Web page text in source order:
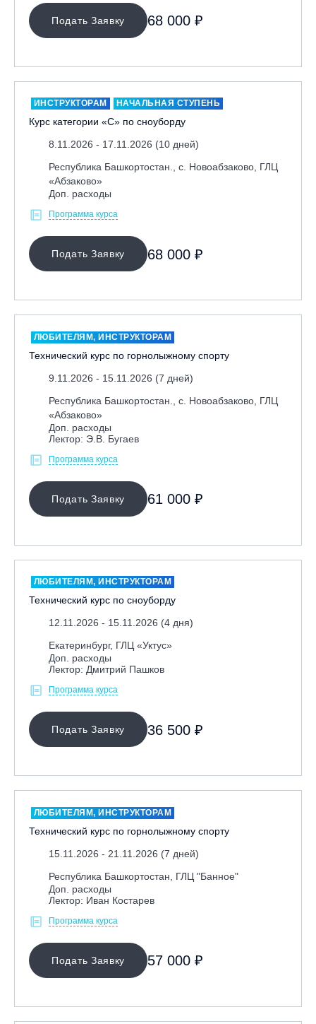
Подать Заявку 68 000 ₽
ИНСТРУКТОРАМ НАЧАЛЬНАЯ СТУПЕНЬ
Курс категории «С» по сноуборду
8.11.2026 - 17.11.2026 (10 дней)
Республика Башкортостан., с. Новоабзаково, ГЛЦ
«Абзаково»
Доп. расходы
Программа курса
Подать Заявку 68 000 ₽
ЛЮБИТЕЛЯМ, ИНСТРУКТОРАМ
Технический курс по горнолыжному спорту
9.11.2026 - 15.11.2026 (7 дней)
Республика Башкортостан., с. Новоабзаково, ГЛЦ
«Абзаково»
Доп. расходы
Лектор: Э.В. Бугаев
Программа курса
Подать Заявку 61 000 ₽
ЛЮБИТЕЛЯМ, ИНСТРУКТОРАМ
Технический курс по сноуборду
12.11.2026 - 15.11.2026 (4 дня)
Екатеринбург, ГЛЦ «Уктус»
Доп. расходы
Лектор: Дмитрий Пашков
Программа курса
Подать Заявку 36 500 ₽
ЛЮБИТЕЛЯМ, ИНСТРУКТОРАМ
Технический курс по горнолыжному спорту
15.11.2026 - 21.11.2026 (7 дней)
Республика Башкортостан, ГЛЦ "Банное"
Доп. расходы
Лектор: Иван Костарев
Программа курса
Подать Заявку 57 000 ₽